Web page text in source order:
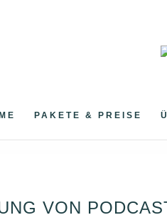
PAKETE & PREISE
VON